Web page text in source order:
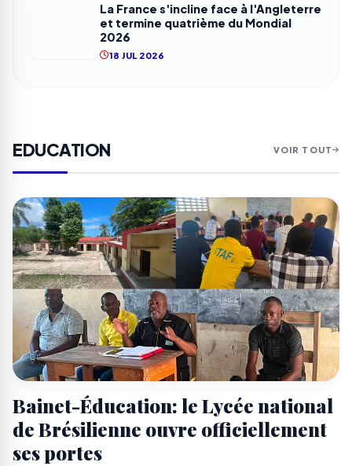
La France s'incline face à l'Angleterre
et termine quatrième du Mondial
2026
18 JUL 2026
EDUCATION VOIR TOUT
Bainet-Éducation: le Lycée national
de Brésilienne ouvre officiellement
ses portes